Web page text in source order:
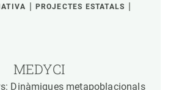
PROJECTES ESTATALS
MEDYCI
Dinàmiques metapoblacionals